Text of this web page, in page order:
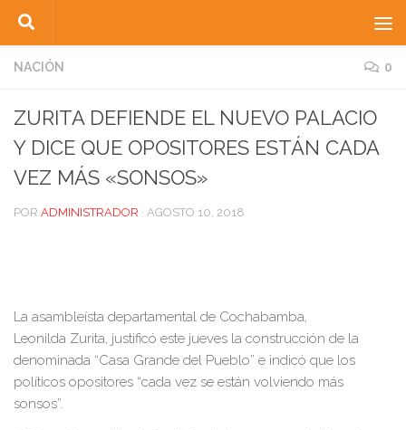
Saltar al contenido
NACIÓN 0
ZURITA DEFIENDE EL NUEVO PALACIO
Y DICE QUE OPOSITORES ESTÁN CADA
VEZ MÁS «SONSOS»
POR ADMINISTRADOR · AGOSTO 10, 2018
La asambleísta departamental de Cochabamba,
Leonilda Zurita, justificó este jueves la construcción de la
denominada “Casa Grande del Pueblo” e indicó que los
políticos opositores “cada vez se están volviendo más
sonsos”.